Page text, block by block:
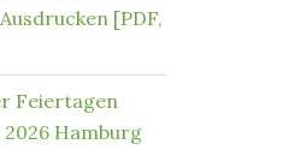
[PDF,
Feiertagen
Hamburg